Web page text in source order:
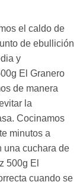
el caldo de
de ebullición
y
El Granero
de manera
la
Cocinamos
minutos a
una cuchara de
500g El
cuando se